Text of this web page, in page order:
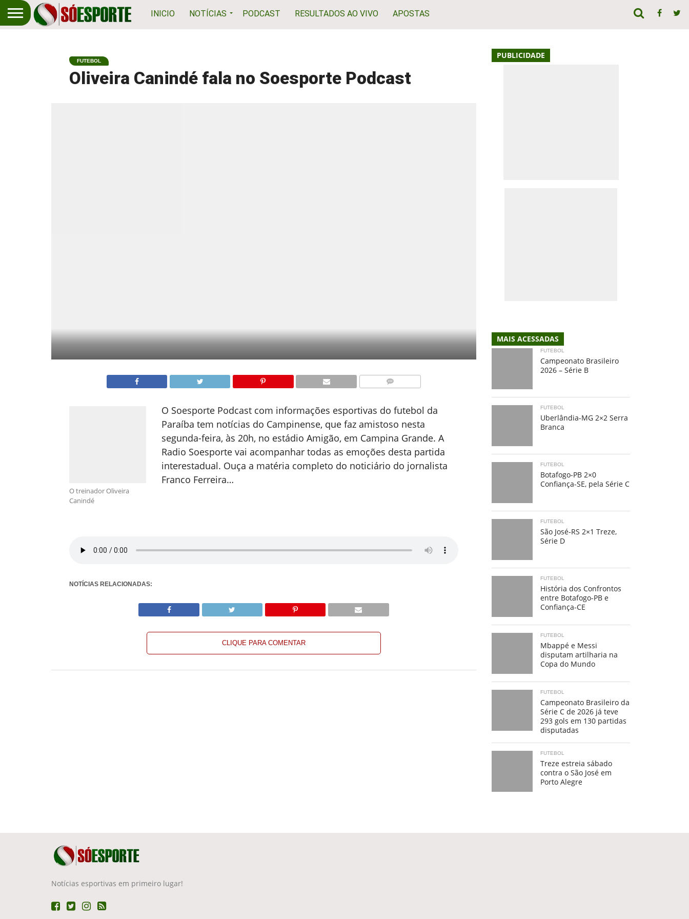
INICIO NOTÍCIAS PODCAST RESULTADOS AO VIVO APOSTAS
FUTEBOL
Oliveira Canindé fala no Soesporte Podcast
O treinador Oliveira
Canindé
O Soesporte Podcast com informações esportivas do futebol da
Paraíba tem notícias do Campinense, que faz amistoso nesta
segunda-feira, às 20h, no estádio Amigão, em Campina Grande. A
Radio Soesporte vai acompanhar todas as emoções desta partida
interestadual. Ouça a matéria completo do noticiário do jornalista
Franco Ferreira…
NOTÍCIAS RELACIONADAS:
CLIQUE PARA COMENTAR
PUBLICIDADE
MAIS ACESSADAS
FUTEBOL
Campeonato Brasileiro
2026 – Série B
FUTEBOL
Uberlândia-MG 2×2 Serra
Branca
FUTEBOL
Botafogo-PB 2×0
Confiança-SE, pela Série C
FUTEBOL
São José-RS 2×1 Treze,
Série D
FUTEBOL
História dos Confrontos
entre Botafogo-PB e
Confiança-CE
FUTEBOL
Mbappé e Messi
disputam artilharia na
Copa do Mundo
FUTEBOL
Campeonato Brasileiro da
Série C de 2026 já teve
293 gols em 130 partidas
disputadas
FUTEBOL
Treze estreia sábado
contra o São José em
Porto Alegre
Notícias esportivas em primeiro lugar!